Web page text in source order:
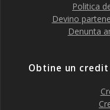
Politica
Devino
Denunta
Obtine un